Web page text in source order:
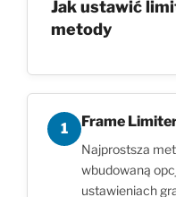
Jak ustawić
metody
1 Frame
Najprostsza
wbudowaną
ustawieniach